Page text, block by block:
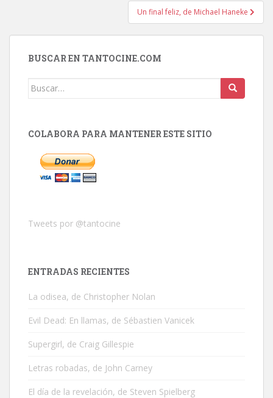
Un final feliz, de Michael Haneke
BUSCAR EN TANTOCINE.COM
Buscar:
COLABORA PARA MANTENER ESTE SITIO
Tweets por @tantocine
ENTRADAS RECIENTES
La odisea, de Christopher Nolan
Evil Dead: En llamas, de Sébastien Vanicek
Supergirl, de Craig Gillespie
Letras robadas, de John Carney
El día de la revelación, de Steven Spielberg